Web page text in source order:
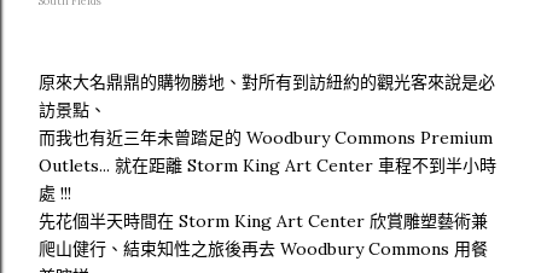
原來大名鼎鼎的購物勝地、對所有到訪紐約的觀光客來說是必
訪景點、
而我也有近三年未曾踏足的 Woodbury Commons Premium
Outlets... 就在距離 Storm King Art Center 車程不到半小時
處 !!!
先花個半天時間在 Storm King Art Center 欣賞雕塑藝術兼
爬山健行、結束知性之旅後再去 Woodbury Commons 用餐